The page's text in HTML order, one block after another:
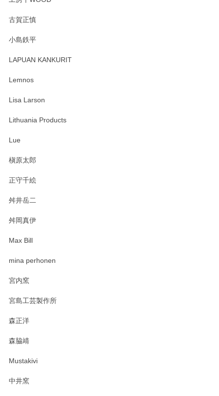
す。 素敵な湯呑みでとても気に入りました。 発送も早く、
たm(_)m
います。無事に届いたようで安心いたしまし
おかけしました。 ありがとうございます。
古賀正慎
小島鉄平
LAPUAN KANKURIT
Lemnos
Lisa Larson
Lithuania Products
Lue
槇原太郎
正守千絵
舛井岳二
舛岡真伊
Max Bill
mina perhonen
宮内窯
宮島工芸製作所
森正洋
森脇靖
Mustakivi
中井窯